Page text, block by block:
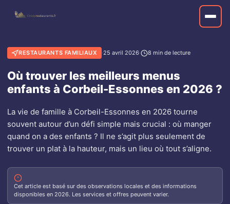
RESTAURANTS FAMILIAUX ·25 avril 2026· 8 min de lecture
Où trouver les meilleurs menus
enfants à Corbeil-Essonnes en 2026 ?
La vie de famille à Corbeil-Essonnes en 2026 tourne
souvent autour d’un défi simple mais crucial : où manger
quand on a des enfants ? Il ne s’agit plus seulement de
trouver un plat à la hauteur, mais un lieu où tout s’aligne.
Cet article est basé sur des observations locales et des informations
disponibles en 2026. Les services et offres peuvent varier.